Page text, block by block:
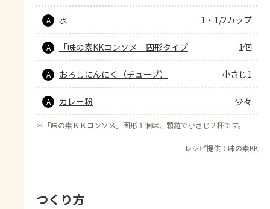
A 水 1・1/2カップ
A 「味の素KKコンソメ」固形タイプ 1個
A おろしにんにく（チューブ） 小さじ1
A カレー粉 少々
＊ 「味の素ＫＫコンソメ」固形１個は、顆粒で小さじ２杯です。
レシピ提供：味の素KK
つくり方